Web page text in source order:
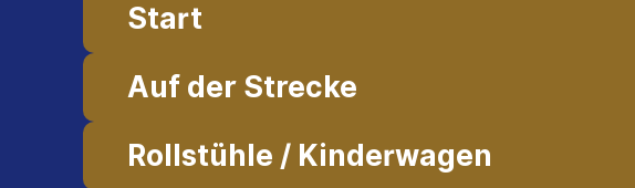
Start
Auf der Strecke
Rollstühle / Kinderwagen